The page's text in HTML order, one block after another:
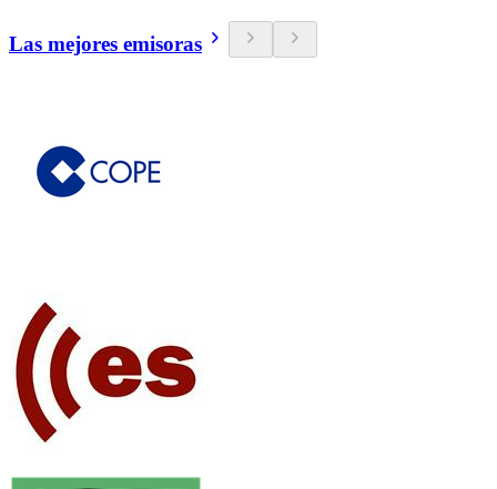
Las mejores emisoras